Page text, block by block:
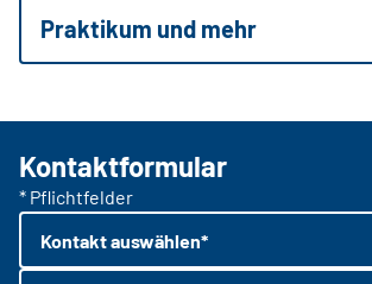
Praktikum und mehr
Kontaktformular
* Pflichtfelder
Kontakt auswählen*